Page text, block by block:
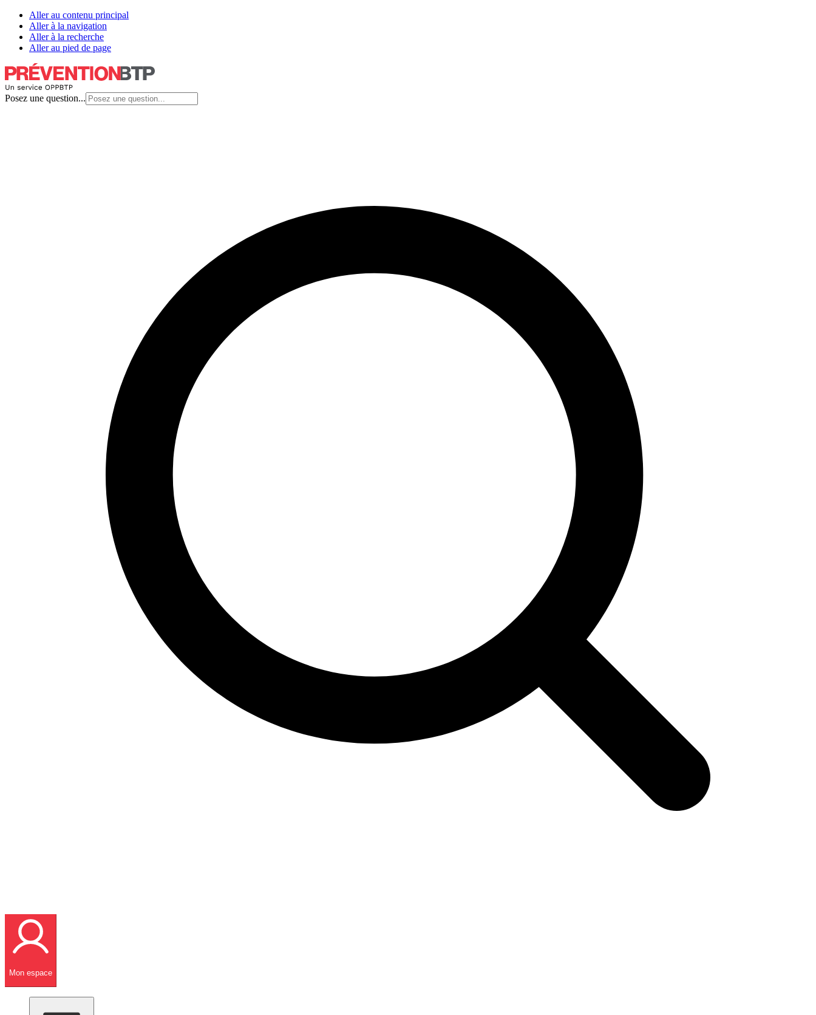
Aller au contenu principal
Aller à la navigation
Aller à la recherche
Aller au pied de page
Posez une question...
Mon espace